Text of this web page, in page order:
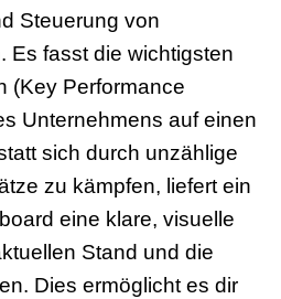
Steuerung von
Es fasst die wichtigsten
(Key Performance
Unternehmens auf einen
sich durch unzählige
zu kämpfen, liefert ein
eine klare, visuelle
Stand und die
Dies ermöglicht es dir